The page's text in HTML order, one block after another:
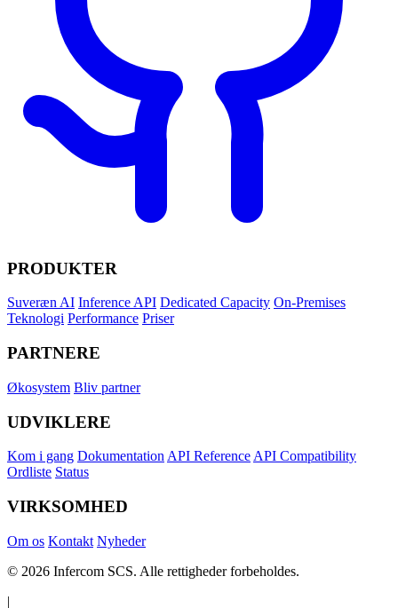
PRODUKTER
Suveræn AI Inference API Dedicated Capacity On-Premises
Teknologi Performance Priser
PARTNERE
Økosystem Bliv partner
UDVIKLERE
Kom i gang Dokumentation API Reference API Compatibility
Ordliste Status
VIRKSOMHED
Om os Kontakt Nyheder
© 2026 Infercom SCS. Alle rettigheder forbeholdes.
|